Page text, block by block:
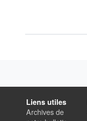
Liens utiles
Archives de